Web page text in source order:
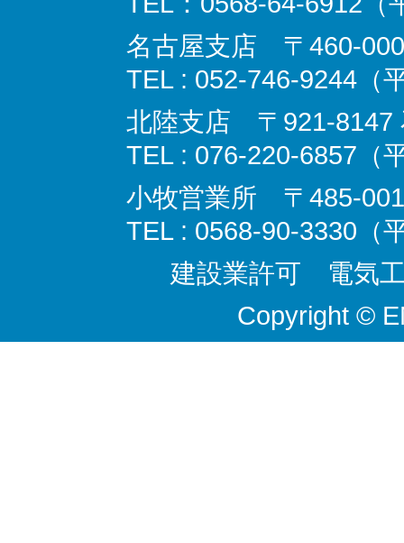
名古屋支店 〒
TEL : 052-746-9244（
北陸支店 〒921-8147
TEL : 076-220-6857（
小牧営業所 〒485-
TEL : 0568-90-3330（
建設業許可 電気
Copyright ©